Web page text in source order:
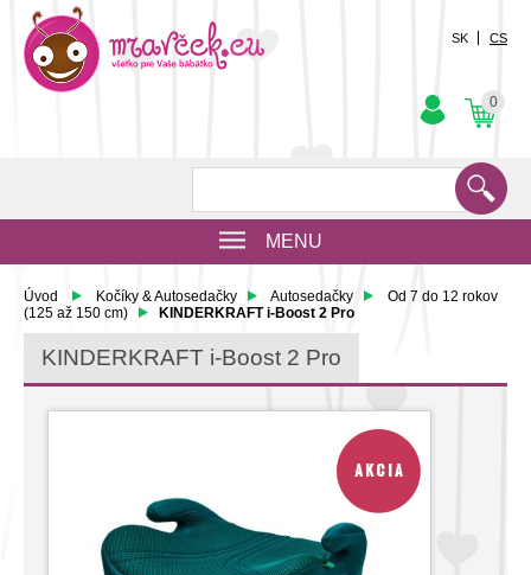
0
SK CS
MENU
Úvod Kočíky & Autosedačky Autosedačky
Od 7 do 12 rokov
(125 až 150 cm)
KINDERKRAFT i-Boost 2 Pro
KINDERKRAFT i-Boost 2 Pro